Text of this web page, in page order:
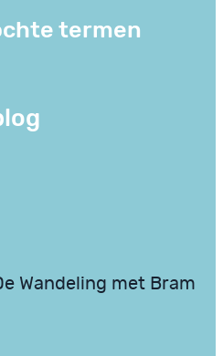
termen
Wandeling met Bram